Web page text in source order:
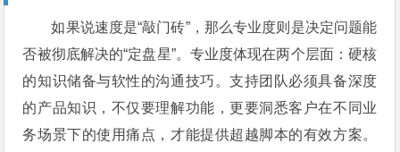
如果说速度是“敲门砖”，那么专业度则是决定问题能
否被彻底解决的“定盘星”。专业度体现在两个层面：硬核
的知识储备与软性的沟通技巧。支持团队必须具备深度
的产品知识，不仅要理解功能，更要洞悉客户在不同业
务场景下的使用痛点，才能提供超越脚本的有效方案。